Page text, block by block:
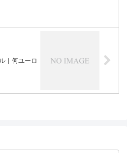
｜何ユーロ